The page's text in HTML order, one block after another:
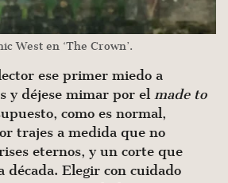
West en ‘The Crown’.
ese primer miedo a
y déjese mimar por el made to
como es normal,
trajes a medida que no
eternos, y un corte que
década. Elegir con cuidado